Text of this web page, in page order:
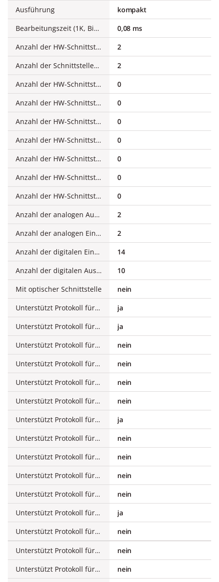
Ausführung
kompakt
Bearbeitungszeit (1K, Binäranweisung)
0,08 ms
Anzahl der HW-Schnittstellen Industrial Ethernet
2
Anzahl der Schnittstellen PROFINET
2
Anzahl der HW-Schnittstellen seriell RS-232
0
Anzahl der HW-Schnittstellen seriell RS-422
0
Anzahl der HW-Schnittstellen seriell RS-485
0
Anzahl der HW-Schnittstellen USB
0
Anzahl der HW-Schnittstellen parallel
0
Anzahl der HW-Schnittstellen Wireless
0
Anzahl der HW-Schnittstellen sonstige
0
Anzahl der analogen Ausgänge
2
Anzahl der analogen Eingänge
2
Anzahl der digitalen Eingänge
14
Anzahl der digitalen Ausgänge
10
Mit optischer Schnittstelle
nein
Unterstützt Protokoll für TCP/IP
ja
Unterstützt Protokoll für PROFIBUS
ja
Unterstützt Protokoll für CAN
nein
Unterstützt Protokoll für INTERBUS
nein
Unterstützt Protokoll für ASI
nein
Unterstützt Protokoll für KNX
nein
Unterstützt Protokoll für Modbus
ja
Unterstützt Protokoll für Data-Highway
nein
Unterstützt Protokoll für DeviceNet
nein
Unterstützt Protokoll für SUCONET
nein
Unterstützt Protokoll für LON
nein
Unterstützt Protokoll für PROFINET IO
ja
Unterstützt Protokoll für PROFINET CBA
nein
Unterstützt Protokoll für SERCOS
nein
Unterstützt Protokoll für Foundation Fieldbus
nein